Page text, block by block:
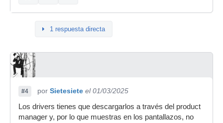
1 respuesta directa
#4 por Sietesiete el 01/03/2025
Los drivers tienes que descargarlos a través del product
manager y, por lo que muestras en los pantallazos, no